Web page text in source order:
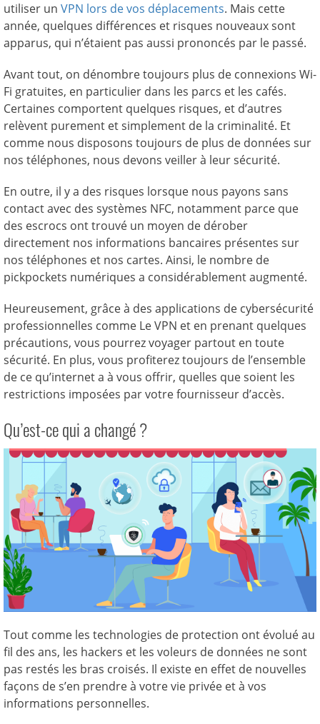
utiliser un VPN lors de vos déplacements. Mais cette
année, quelques différences et risques nouveaux sont
apparus, qui n’étaient pas aussi prononcés par le passé.
Avant tout, on dénombre toujours plus de connexions Wi-
Fi gratuites, en particulier dans les parcs et les cafés.
Certaines comportent quelques risques, et d’autres
relèvent purement et simplement de la criminalité. Et
comme nous disposons toujours de plus de données sur
nos téléphones, nous devons veiller à leur sécurité.
En outre, il y a des risques lorsque nous payons sans
contact avec des systèmes NFC, notamment parce que
des escrocs ont trouvé un moyen de dérober
directement nos informations bancaires présentes sur
nos téléphones et nos cartes. Ainsi, le nombre de
pickpockets numériques a considérablement augmenté.
Heureusement, grâce à des applications de cybersécurité
professionnelles comme Le VPN et en prenant quelques
précautions, vous pourrez voyager partout en toute
sécurité. En plus, vous profiterez toujours de l’ensemble
de ce qu’internet a à vous offrir, quelles que soient les
restrictions imposées par votre fournisseur d’accès.
Qu’est-ce qui a changé ?
Tout comme les technologies de protection ont évolué au
fil des ans, les hackers et les voleurs de données ne sont
pas restés les bras croisés. Il existe en effet de nouvelles
façons de s’en prendre à votre vie privée et à vos
informations personnelles.